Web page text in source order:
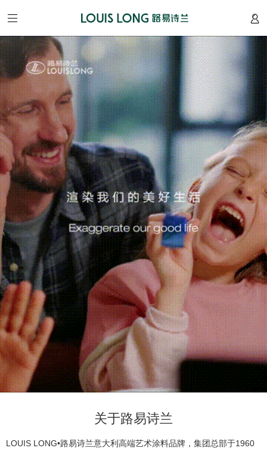
网
站
首
页
关
于
我
们
产
品
中
心
频
关于路易诗兰
LOUIS LONG•路易诗兰意大利高端艺术涂料品牌，集团总部于1960